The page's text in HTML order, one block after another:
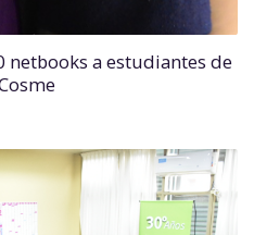
netbooks a estudiantes de